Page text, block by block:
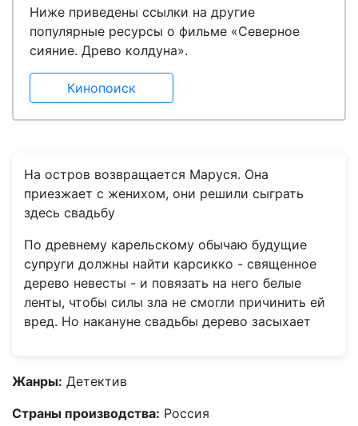
Ниже приведены ссылки на другие
популярные ресурсы о фильме «Северное
сияние. Древо колдуна».
Кинопоиск
На остров возвращается Маруся. Она
приезжает с женихом, они решили сыграть
здесь свадьбу
По древнему карельскому обычаю будущие
супруги должны найти карсикко - священное
дерево невесты - и повязать на него белые
ленты, чтобы силы зла не смогли причинить ей
вред. Но накануне свадьбы дерево засыхает
Жанры: Детектив
Страны производства: Россия